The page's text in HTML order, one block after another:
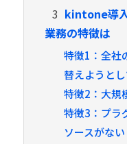
3 kintone導
業務の特徴は
特徴1：全社
替えようと
特徴2：大規
特徴3：プラ
ソースがない